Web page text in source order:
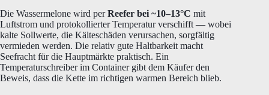
Die Wassermelone wird perReefer bei ~10–13°C mit
Luftstrom und protokollierter Temperatur verschifft — wobei
kalte Sollwerte, die Kälteschäden verursachen, sorgfältig
vermieden werden. Die relativ gute Haltbarkeit macht
Seefracht für die Hauptmärkte praktisch. Ein
Temperaturschreiber im Container gibt dem Käufer den
Beweis, dass die Kette im richtigen warmen Bereich blieb.